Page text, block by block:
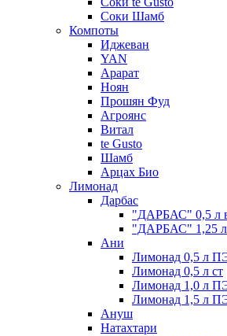
Соки Шамб
Компоты
Иджеван
YAN
Арарат
Ноян
Прошян Фуд
Агроянс
Витал
te Gusto
Шамб
Арцах Био
Лимонад
Дарбас
"ДАРБАС" 0,5 л в
"ДАРБАС" 1,25 л
Ани
Лимонад 0,5 л
Лимонад 0,5 л ст
Лимонад 1,0 л
Лимонад 1,5 л
Ануш
Натахтари